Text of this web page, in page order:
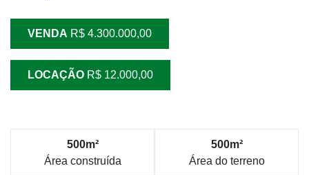
VENDA R$ 4.300.000,00
LOCAÇÃO R$ 12.000,00
500m²
Área construída
500m²
Área do terreno